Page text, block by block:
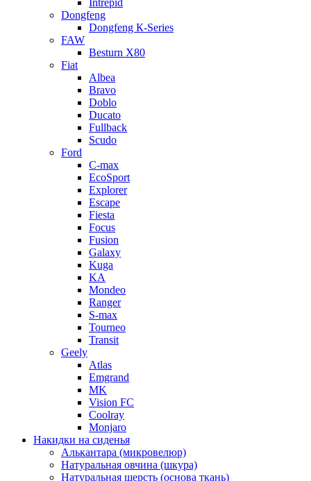
Intrepid
Dongfeng
Dongfeng К-Series
FAW
Besturn Х80
Fiat
Albea
Bravo
Doblo
Ducato
Fullback
Scudo
Ford
C-max
EcoSport
Explorer
Escape
Fiesta
Focus
Fusion
Galaxy
Kuga
KA
Mondeo
Ranger
S-max
Tourneo
Transit
Geely
Atlas
Emgrand
MK
Vision FC
Coolray
Monjaro
Накидки на сиденья
Алькантара (микровелюр)
Натуральная овчина (шкура)
Натуральная шерсть (основа ткань)